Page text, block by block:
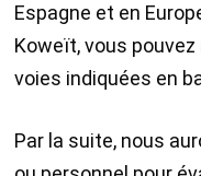
Espagne et en
Koweït, vous
voies indiquées en
Par la suite, nous